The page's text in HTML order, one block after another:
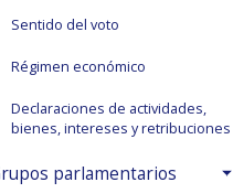
Sentido del voto
Régimen económico
Declaraciones de actividades,
bienes, intereses y retribuciones
parlamentarios